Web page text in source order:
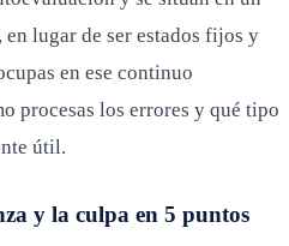
lugar de ser estados fijos y
en ese continuo
procesas los errores y qué tipo
útil.
y la culpa en 5 puntos